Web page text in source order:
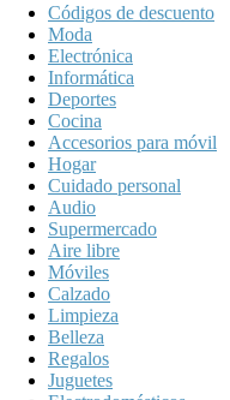
Códigos de descuento
Moda
Electrónica
Informática
Deportes
Cocina
Accesorios para móvil
Hogar
Cuidado personal
Audio
Supermercado
Aire libre
Móviles
Calzado
Limpieza
Belleza
Regalos
Juguetes